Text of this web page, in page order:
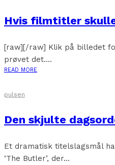
Hvis filmtitler
[raw][/raw] Klik på billedet
prøvet det....
READ MORE
pulsen
Den skjulte
Et dramatisk titelslagsmål
‘The Butler’, der...